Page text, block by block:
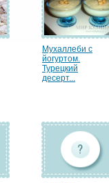
Мухаллеби с
йогуртом.
Турецкий
десерт...